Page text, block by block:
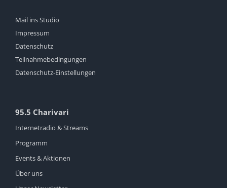
Mail ins Studio
Impressum
Datenschutz
Teilnahmebedingungen
Datenschutz-Einstellungen
95.5 Charivari
Internetradio & Streams
Programm
Events & Aktionen
Über uns